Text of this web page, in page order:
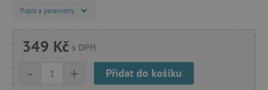
Popis a parametry
349 Kč s DPH
+
- Přidat do košíku